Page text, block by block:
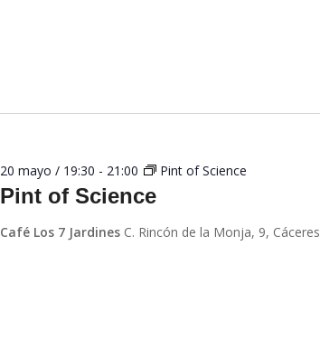
Pint of Science
20 mayo / 19:30 - 21:00 Pint of Science
Café Los 7 Jardines C. Rincón de la Monja, 9, Cáceres